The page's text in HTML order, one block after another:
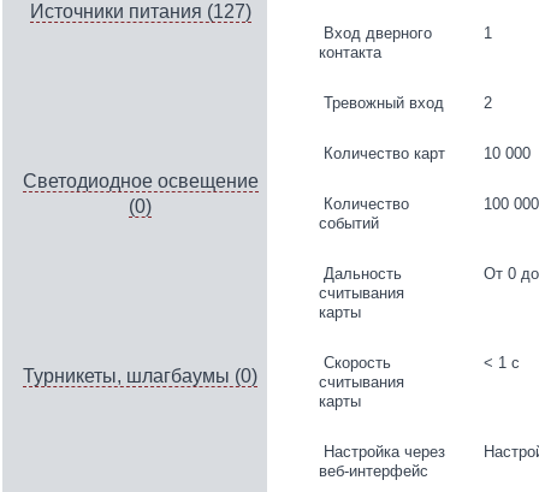
Источники питания (127)
Светодиодное освещение
(0)
Турникеты, шлагбаумы (0)
Вход дверного
контакта
1
Тревожный вход 2
Количество карт 10 000
Количество
событий
100 000
Дальность
считывания
карты
От 0
Скорость
считывания
карты
< 1 с
Настройка через
веб-интерфейс